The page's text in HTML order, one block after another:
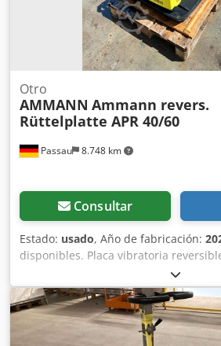
Passau 8.748 km
Otro
AMMANN Ammann revers.
Rüttelplatte APR 40/60
Consultar
Estado: usado, Año de fabricación:
disponibles. Placa vibratoria
APR 40/60 N.º de equipo: 100563147
2023 Placa vibratoria reversible
40/60 N.º de equipo: 100563148 Año
Datos técnicos: Dsdpfx Aszkzzbsc
Peso de la máquina: 284 kg Anchura